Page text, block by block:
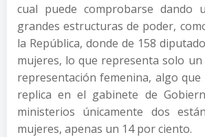
cual puede comprobarse dando
grandes estructuras de poder,
la República, donde de 158
mujeres, lo que representa solo
representación femenina, algo
replica en el gabinete de
ministerios únicamente dos
mujeres, apenas un 14 por ciento.